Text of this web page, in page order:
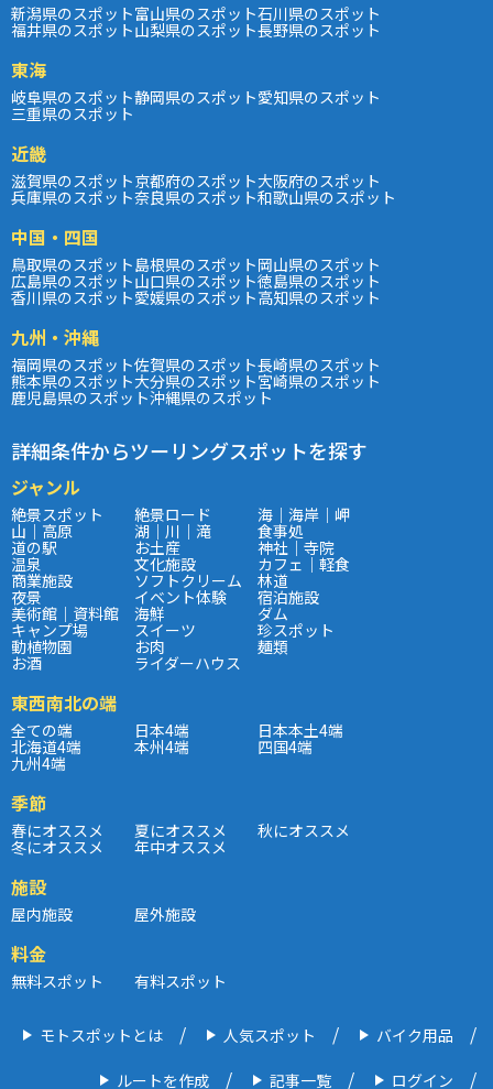
新潟県のスポット富山県のスポット石川県のスポット
福井県のスポット山梨県のスポット長野県のスポット
東海
岐阜県のスポット静岡県のスポット愛知県のスポット
三重県のスポット
近畿
滋賀県のスポット京都府のスポット大阪府のスポット
兵庫県のスポット奈良県のスポット和歌山県のスポット
中国・四国
鳥取県のスポット島根県のスポット岡山県のスポット
広島県のスポット山口県のスポット徳島県のスポット
香川県のスポット愛媛県のスポット高知県のスポット
九州・沖縄
福岡県のスポット佐賀県のスポット長崎県のスポット
熊本県のスポット大分県のスポット宮崎県のスポット
鹿児島県のスポット沖縄県のスポット
詳細条件からツーリングスポットを探す
ジャンル
絶景スポット 絶景ロード 海｜海岸｜岬
山｜高原 湖｜川｜滝 食事処
道の駅 お土産 神社｜寺院
温泉 文化施設 カフェ｜軽食
商業施設 ソフトクリーム 林道
夜景 イベント体験 宿泊施設
美術館｜資料館 海鮮 ダム
キャンプ場 スイーツ 珍スポット
動植物園 お肉 麺類
お酒 ライダーハウス
東西南北の端
全ての端 日本4端 日本本土4端
北海道4端 本州4端 四国4端
九州4端
季節
春にオススメ 夏にオススメ 秋にオススメ
冬にオススメ 年中オススメ
施設
屋内施設 屋外施設
料金
無料スポット 有料スポット
モトスポットとは 人気スポット バイク用品
ルートを作成 記事一覧 ログイン